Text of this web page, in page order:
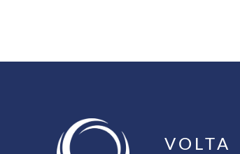
VOLTA